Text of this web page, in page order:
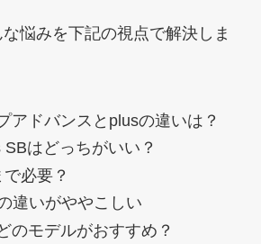
悩みを下記の視点で解決しま
アドバンスとplusの違いは？
はどっちがいい？
必要？
違いがややこしい
のモデルがおすすめ？